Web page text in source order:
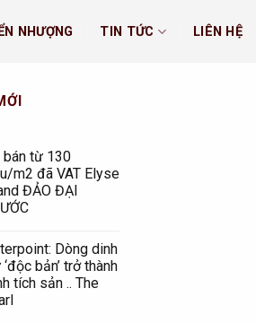
NHƯỢNG TIN TỨC LIÊN HỆ
bán từ 130
m2 đã VAT Elyse
ĐẢO ĐẠI
Dòng dinh
bản’ trở thành
tích sản .. The